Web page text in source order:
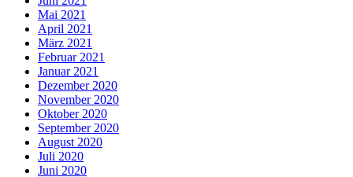
Mai 2021
April 2021
März 2021
Februar 2021
Januar 2021
Dezember 2020
November 2020
Oktober 2020
September 2020
August 2020
Juli 2020
Juni 2020